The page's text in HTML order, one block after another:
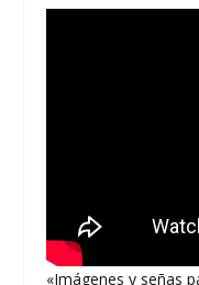
«Imágenes y señas